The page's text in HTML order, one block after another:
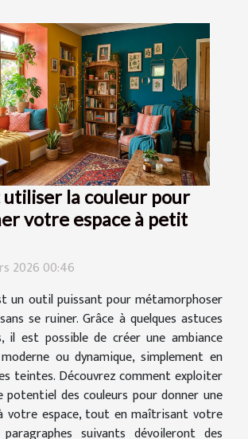
la couleur pour
votre espace à petit
2026 00:46
un outil puissant pour métamorphoser
se ruiner. Grâce à quelques astuces
il est possible de créer une ambiance
ou dynamique, simplement en
teintes. Découvrez comment exploiter
potentiel des couleurs pour donner une
votre espace, tout en maîtrisant votre
suivants dévoileront des